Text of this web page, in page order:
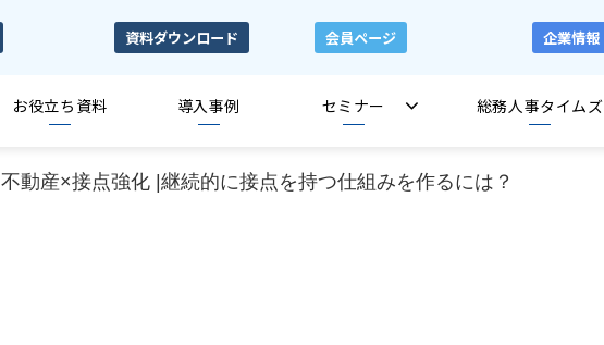
資料ダウンロード 会員ページ 企業情報
お役立ち資料 導入事例 セミナー 総務人事タイムズ
不動産×接点強化 |継続的に接点を持つ仕組みを作るには？